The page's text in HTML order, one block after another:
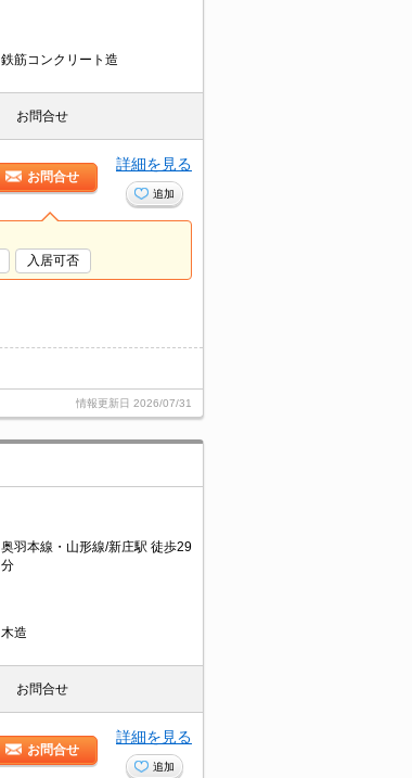
鉄筋コンクリート造
お問合せ
お問合せ
詳細を見る
追加
入居可否
情報更新日 2026/07/31
奥羽本線・山形線/新庄駅 徒歩29
分
木造
お問合せ
お問合せ
詳細を見る
追加